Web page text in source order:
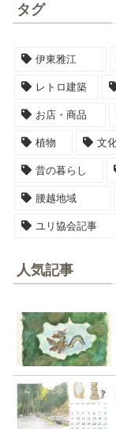
タグ
伊東雅江
レトロ建築
お店・商品
植物 文
昔の暮らし
腰越地域
ユリ協会記事
人気記事